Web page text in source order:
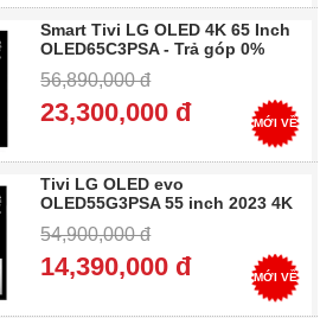
Smart Tivi LG OLED 4K 65 Inch
OLED65C3PSA - Trả góp 0%
56,890,000 đ
23,300,000 đ MỚI VỀ
Tivi LG OLED evo
OLED55G3PSA 55 inch 2023 4K
54,900,000 đ
14,390,000 đ MỚI VỀ